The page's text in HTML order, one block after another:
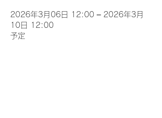
2026年3月06日 12:00 – 2026年3月
10日 12:00
予定